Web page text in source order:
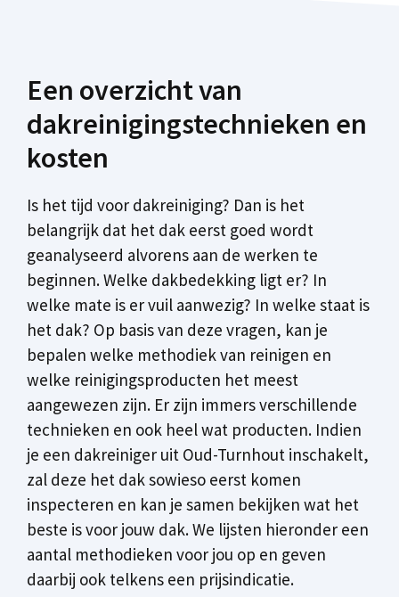
Een overzicht van
dakreinigingstechnieken en
kosten
Is het tijd voor dakreiniging? Dan is het
belangrijk dat het dak eerst goed wordt
geanalyseerd alvorens aan de werken te
beginnen. Welke dakbedekking ligt er? In
welke mate is er vuil aanwezig? In welke staat is
het dak? Op basis van deze vragen, kan je
bepalen welke methodiek van reinigen en
welke reinigingsproducten het meest
aangewezen zijn. Er zijn immers verschillende
technieken en ook heel wat producten. Indien
je een dakreiniger uit Oud-Turnhout inschakelt,
zal deze het dak sowieso eerst komen
inspecteren en kan je samen bekijken wat het
beste is voor jouw dak. We lijsten hieronder een
aantal methodieken voor jou op en geven
daarbij ook telkens een prijsindicatie.